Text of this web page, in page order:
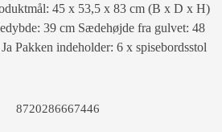
45 x 53,5 x 83 cm (B x D x H)
39 cm Sædehøjde fra gulvet: 48
Pakken indeholder: 6 x spisebordsstol
8720286667446